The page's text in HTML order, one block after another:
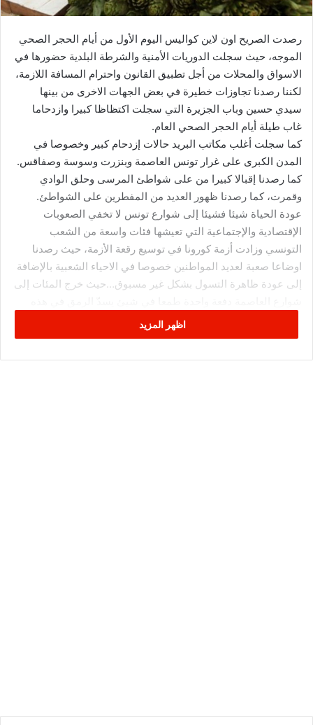
رصدت الصريح اون لاين كواليس اليوم الأول من أيام الحجر الصحي
الموجه، حيث سجلت الدوريات الأمنية والشرطة البلدية حضورها في
الاسواق والمحلات من أجل تطبيق القانون واحترام المسافة اللازمة،
لكننا رصدنا تجاوزات خطيرة في بعض الجهات الاخرى من بينها
سيدي حسين وباب الجزيرة التي سجلت اكتظاظا كبيرا وازدحاما
غاب طيلة أيام الحجر الصحي العام.
كما سجلت أغلب مكاتب البريد حالات إزدحام كبير وخصوصا في
المدن الكبرى على غرار تونس العاصمة وبنزرت وسوسة وصفاقس.
كما رصدنا إقبالا كبيرا من على شواطئ المرسى وحلق الوادي
وقمرت، كما رصدنا ظهور العديد من المفطرين على الشواطئ.
عودة الحياة شيئا فشيئا إلى شوارع تونس لا تخفي الصعوبات
الإقتصادية والإجتماعية التي تعيشها فئات واسعة من الشعب
التونسي وزادت أزمة كورونا في توسيع رقعة الأزمة، حيث رصدنا
اوضاعا صعبة لعديد المواطنين خصوصا في الاحياء الشعبية بالإضافة
إلى عودة ظاهرة التسول بشكل غير مسبوق…حيث خرج المئات إلى
الأوضاع التي أقل ما يُقال فيها أنها صعبة جدا…
م.م
اظهر المزيد